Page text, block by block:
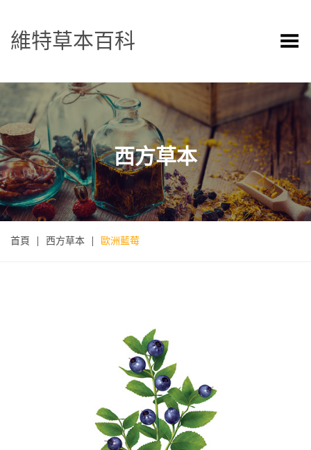
維特草本百科 Toggle Menu
西方草本
首頁 | 西方草本 | 歐洲藍莓